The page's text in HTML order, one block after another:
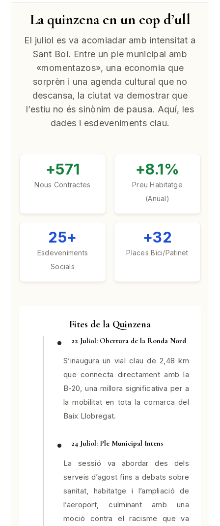
La quinzena en un cop d’ull
El juliol es va acomiadar amb intensitat a
Sant Boi. Entre un ple municipal amb
«momentazos», una economia que
sorprèn i una agenda cultural que no
descansa, la ciutat va demostrar que
l’estiu no és sinònim de pausa. Aquí, les
dades i esdeveniments clau.
+571
Nous Contractes
+8.1%
Preu Habitatge
(Anual)
25+
Esdeveniments
Socials
+32
Places Bici/Patinet
Fites de la Quinzena
22 Juliol: Obertura de la Ronda Nord
S’inaugura un vial clau de 2,48 km
que connecta directament amb la
B-20, una millora significativa per a
la mobilitat en tota la comarca del
Baix Llobregat.
24 Juliol: Ple Municipal Intens
La sessió va abordar des dels
serveis d’agost fins a debats sobre
sanitat, habitatge i l’ampliació de
l’aeroport, culminant amb una
moció contra el racisme que va